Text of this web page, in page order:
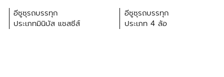
อีซูซุรถบรรทุก
ประเภทมินิบัส แชสซีส์
อีซูซุรถบรรทุก
ประเภท 4 ล้อ